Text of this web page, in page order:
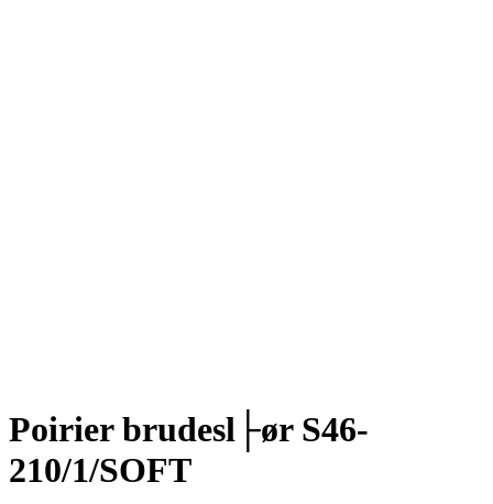
Poirier brudesl├ør S46-
210/1/SOFT